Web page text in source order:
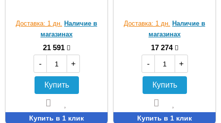
Доставка: 1 дн. Наличие в
магазинах
21 591
-
+
Купить
Купить в 1 клик
Доставка: 1 дн. Наличие в
магазинах
17 274
-
+
Купить
Купить в 1 клик